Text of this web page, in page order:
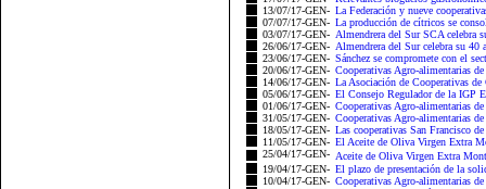
13/07/17-GEN- La Federación y nueve
07/07/17-GEN- La producción de cítricos se
03/07/17-GEN- Almendrera del Sur SCA celebra
26/06/17-GEN- Almendrera del Sur celebra su 40
23/06/17-GEN- Sánchez se compromete con el
20/06/17-GEN- Cooperativas Agro-alimentarias
14/06/17-GEN- La Asociación de Cooperativas
05/06/17-GEN- El Consejo Regulador de la IGP
01/06/17-GEN- Cooperativas Agro-alimentarias
31/05/17-GEN- Cooperativas Agro-alimentarias de
18/05/17-GEN- Las cooperativas San Francisco
11/05/17-GEN- El Aceite de Oliva Virgen Extra
25/04/17-GEN- Aceite de Oliva Virgen Extra
19/04/17-GEN- El plazo de presentación de la
10/04/17-GEN- Cooperativas Agro-alimentarias